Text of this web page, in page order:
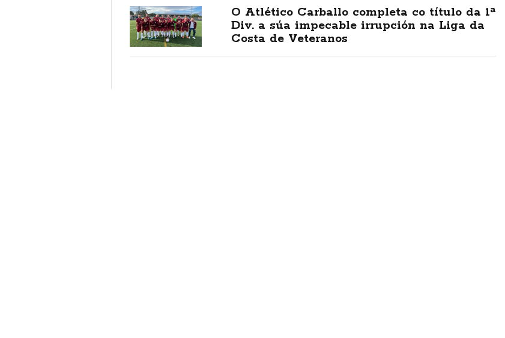
O Atlético Carballo completa co título da 1ª
Div. a súa impecable irrupción na Liga da
Costa de Veteranos